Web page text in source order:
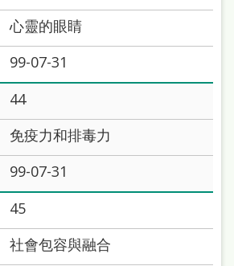
心靈的眼睛
99-07-31
44
免疫力和排毒力
99-07-31
45
社會包容與融合